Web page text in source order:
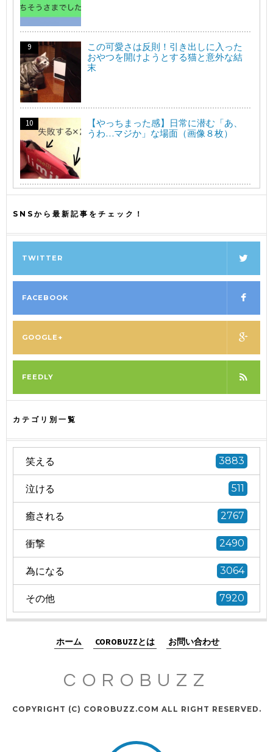
この可愛さは反則！引き出しに入った
おやつを開けようとする猫と意外な結
末
【やっちまった感】日常に潜む「あ、
うわ…マジか」な場面（画像８枚）
SNSから最新記事をチェック！
TWITTER
FACEBOOK
GOOGLE+
FEEDLY
カテゴリ別一覧
笑える 3883
泣ける 511
癒される 2767
衝撃 2490
為になる 3064
その他 7920
ホーム COROBUZZとは お問い合わせ
COROBUZZ
COPYRIGHT (C) COROBUZZ.COM ALL RIGHT RESERVED.